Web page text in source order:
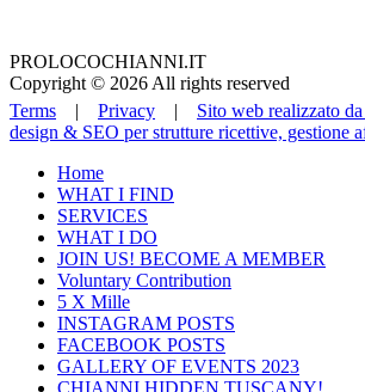
PROLOCOCHIANNI.IT
Copyright © 2026 All rights reserved
Terms | Privacy | Sito web realizzato
design & SEO per strutture ricettive, gestione
Home
WHAT I FIND
SERVICES
WHAT I DO
JOIN US! BECOME A MEMBER
Voluntary Contribution
5 X Mille
INSTAGRAM POSTS
FACEBOOK POSTS
GALLERY OF EVENTS 2023
CHIANNI HIDDEN TUSCANY!